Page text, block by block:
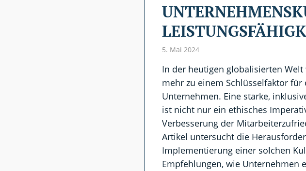
5. Mai 2024
In der heutigen globalisierten
mehr zu einem Schlüsselfaktor
Unternehmen. Eine starke,
ist nicht nur ein ethisches
Verbesserung der
Artikel untersucht die
Implementierung einer solchen
Empfehlungen, wie Unternehmen